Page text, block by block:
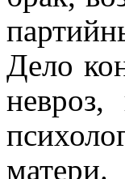
Дело
матери.